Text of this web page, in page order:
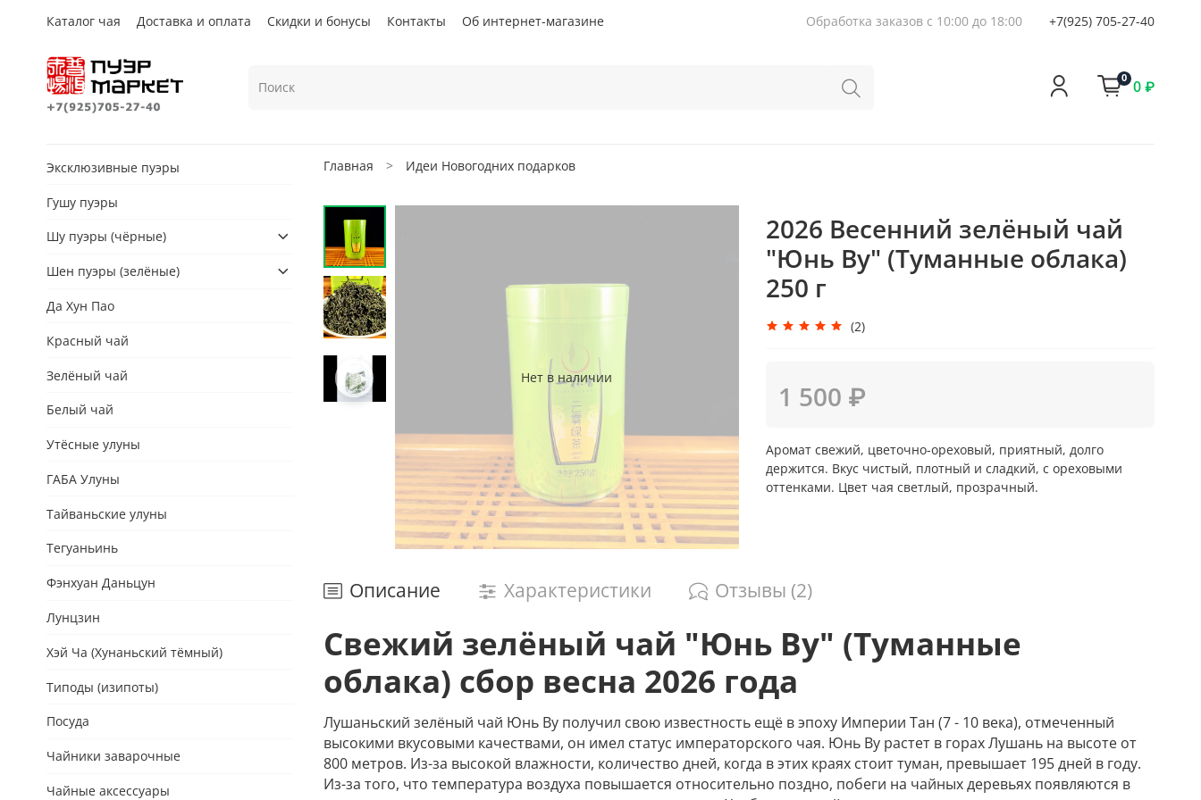
Каталог чая Доставка и оплата Скидки и бонусы Контакты Об интернет-магазине Обработка заказов с 10:00 до 18:00 +7(925) 705-27-40
0 0 ₽
Главная Идеи Новогодних подарков
Нет в наличии
2026 Весенний зелёный чай
"Юнь Ву" (Туманные облака)
250 г
(2)
1 500 ₽
Аромат свежий, цветочно-ореховый, приятный, долго
держится. Вкус чистый, плотный и сладкий, с ореховыми
оттенками. Цвет чая светлый, прозрачный.
Описание Характеристики Отзывы (2)
Свежий зелёный чай "Юнь Ву" (Туманные
облака) сбор весна 2026 года
Лушаньский зелёный чай Юнь Ву получил свою известность ещё в эпоху Империи Тан (7 - 10 века), отмеченный
высокими вкусовыми качествами, он имел статус императорского чая. Юнь Ву растет в горах Лушань на высоте от
800 метров. Из-за высокой влажности, количество дней, когда в этих краях стоит туман, превышает 195 дней в году.
Из-за того, что температура воздуха повышается относительно поздно, побеги на чайных деревьях появляются в
Эксклюзивные пуэры
Гушу пуэры
Шу пуэры (чёрные)
Шен пуэры (зелёные)
Да Хун Пао
Красный чай
Зелёный чай
Белый чай
Утёсные улуны
ГАБА Улуны
Тайваньские улуны
Тегуаньинь
Фэнхуан Даньцун
Лунцзин
Хэй Ча (Хунаньский тёмный)
Типоды (изипоты)
Посуда
Чайники заварочные
Чайные аксессуары